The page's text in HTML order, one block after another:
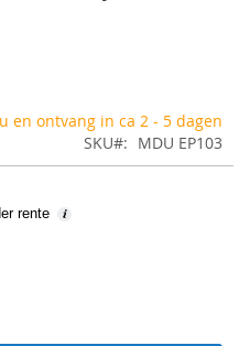
en ontvang in ca 2 - 5 dagen
SKU
MDU EP103
rente